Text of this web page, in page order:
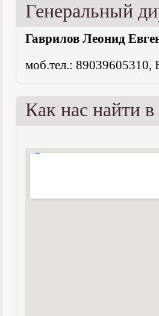
Генеральный
Гаврилов Леонид
моб.тел.: 89039605310,
Как нас найти